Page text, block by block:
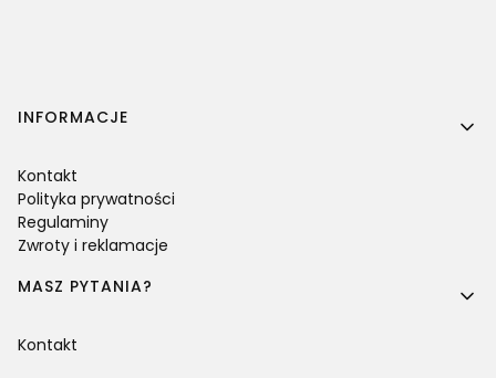
Linki w stopce
INFORMACJE
Kontakt
Polityka prywatności
Regulaminy
Zwroty i reklamacje
MASZ PYTANIA?
Kontakt